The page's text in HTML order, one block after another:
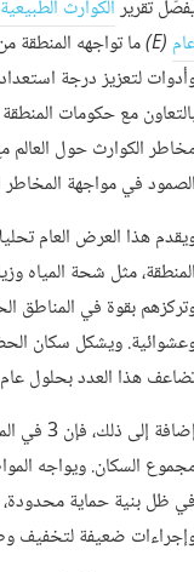
تقريرالكوارث
(E)
ما تواجهه المنطقة
لتعزيز درجة
مع حكومات
الكوارث حول العالم
في مواجهة المخاطر
هذا العرض العام
مثل شحة المياه
بقوة في المناطق
هذا العدد بحلول عام 2040.
السكان. ويواجه
ظل بنية حماية محدودة،
ضعيفة لتخفيف